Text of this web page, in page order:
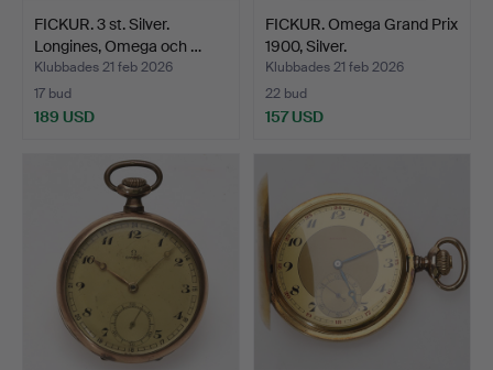
FICKUR. 3 st. Silver.
Longines, Omega och …
Klubbades 21 feb 2026
17 bud
189 USD
FICKUR. Omega Grand Prix
1900, Silver.
Klubbades 21 feb 2026
22 bud
157 USD